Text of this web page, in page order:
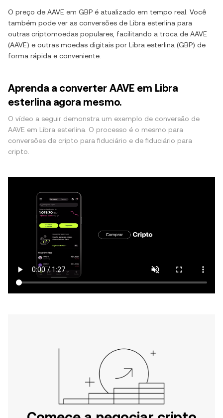
O preço de AAVE em GBP é atualizado em tempo real. Você
também pode ver as conversões de Libra esterlina para
outras criptomoedas populares, facilitando a troca de AAVE
(AAVE) e outras moedas digitais por Libra esterlina (GBP) de
forma rápida e conveniente.
Aprenda a converter AAVE em Libra
esterlina agora mesmo.
O vídeo a seguir demonstra um exemplo de conversão de
AAVE em Libra esterlina. O processo é o mesmo para
conversões de cripto para fiduciário e de fiduciário para
cripto.